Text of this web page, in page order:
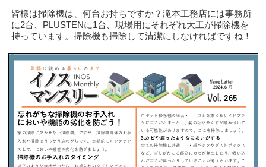
皆様は掃除機は、何台お持ちですか？滝本工務店には事務所
に2台、PLUSTENに1台、現場用にそれぞれ大工が掃除機を
持っています。掃除機も掃除して清潔にしなければですね！